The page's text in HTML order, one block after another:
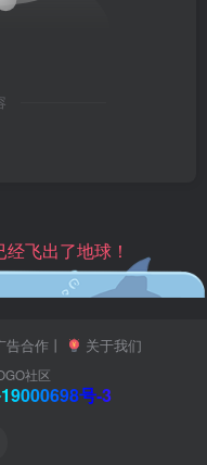
飞出了地球！
告合作丨 关于我们
社区
号-3